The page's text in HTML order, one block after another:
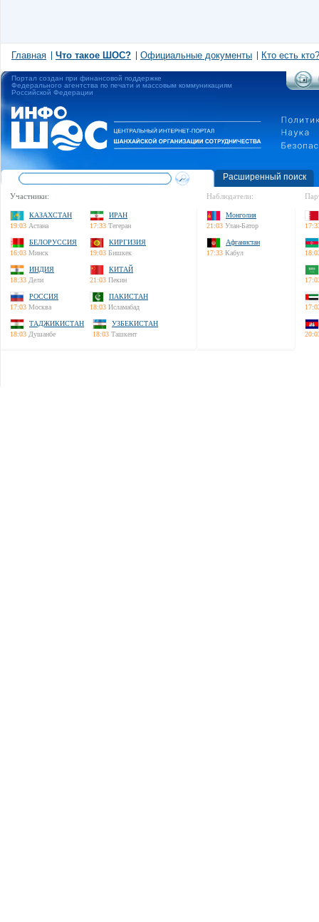
Главная Что такое ШОС? Официальные документы Кто есть кто?
Портал создан при финансовой поддержке
Федерального агентства по печати и массовым коммуникациям
Российской Федерации
Расширенный поиск
Участники:
КАЗАХСТАН
19:03 Астана
ИРАН
17:33 Тегеран
БЕЛОРУССИЯ
16:03 Минск
КИРГИЗИЯ
19:03 Бишкек
ИНДИЯ
18:33 Дели
КИТАЙ
21:03 Пекин
РОССИЯ
17:03 Москва
ПАКИСТАН
18:03 Исламабад
ТАДЖИКИСТАН
18:03 Душанбе
УЗБЕКИСТАН
18:03 Ташкент
Наблюдатели:
Монголия
21:03 Улан-Батор
Афганистан
17:33 Кабул